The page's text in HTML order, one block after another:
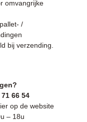
omvangrijke
/
bij verzending.
66 54
op de website
– 18u